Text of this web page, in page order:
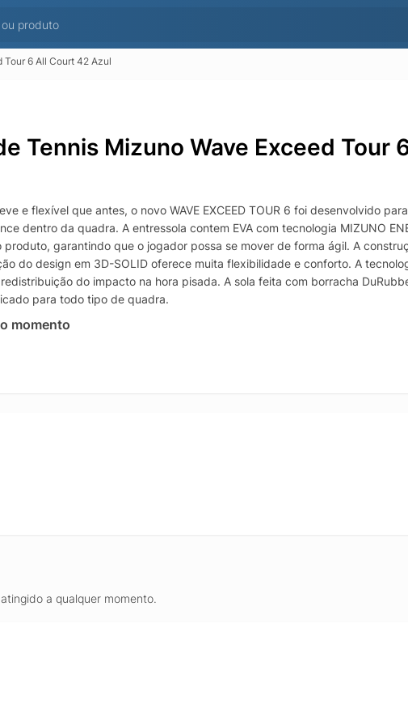
Tour 6 All Court 42 Azul
Tennis Mizuno Wave Exceed Tour
e flexível que antes, o novo WAVE EXCEED TOUR 6 foi desenvolvido
dentro da quadra. A entressola contem EVA com tecnologia MIZUNO
produto, garantindo que o jogador possa se mover de forma ágil. A
do design em 3D-SOLID oferece muita flexibilidade e conforto. A
do impacto na hora pisada. A sola feita com borracha
para todo tipo de quadra.
momento
a qualquer momento.